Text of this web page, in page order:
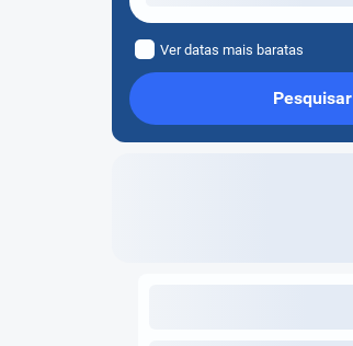
Ver datas mais baratas
Pesquisar